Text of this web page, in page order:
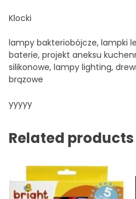
Klocki
lampy bakteriobójcze, lampki
baterie, projekt aneksu
silikonowe, lampy lighting,
brązowe
yyyyy
Related products